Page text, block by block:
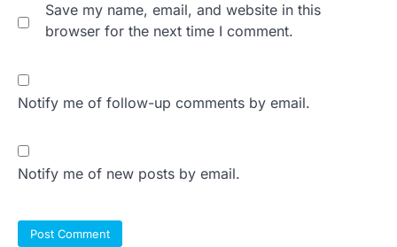
Save my name, email, and website in this
browser for the next time I comment.
Notify me of follow-up comments by email.
Notify me of new posts by email.